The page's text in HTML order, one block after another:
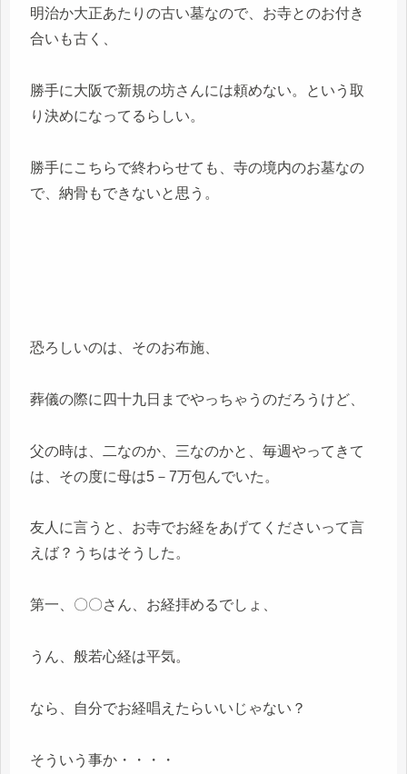
明治か大正あたりの古い墓なので、お寺とのお付き
合いも古く、
勝手に大阪で新規の坊さんには頼めない。という取
り決めになってるらしい。
勝手にこちらで終わらせても、寺の境内のお墓なの
で、納骨もできないと思う。
恐ろしいのは、そのお布施、
葬儀の際に四十九日までやっちゃうのだろうけど、
父の時は、二なのか、三なのかと、毎週やってきて
は、その度に母は5－7万包んでいた。
友人に言うと、お寺でお経をあげてくださいって言
えば？うちはそうした。
第一、〇〇さん、お経拝めるでしょ、
うん、般若心経は平気。
なら、自分でお経唱えたらいいじゃない？
そういう事か・・・・